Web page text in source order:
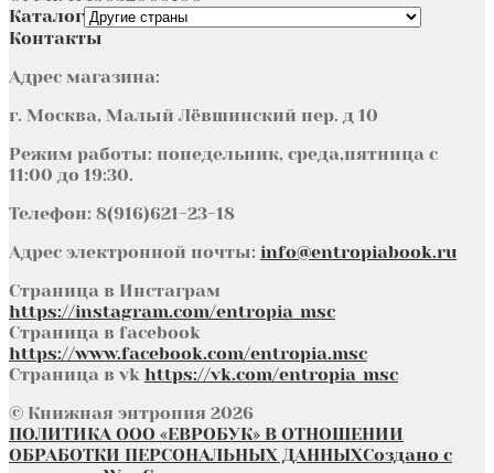
Каталог
Контакты
Адрес магазина:
г. Москва, Малый Лёвшинский пер. д 10
Режим работы: понедельник, среда,пятница с
11:00 до 19:30.
Телефон: 8(916)621-23-18
Адрес электронной почты: info@entropiabook.ru
Страница в Инстаграм
https://instagram.com/entropia_msc
Страница в facebook
https://www.facebook.com/entropia.msc
Страница в vk https://vk.com/entropia_msc
© Книжная энтропия 2026
ПОЛИТИКА ООО «ЕВРОБУК» В ОТНОШЕНИИ
ОБРАБОТКИ ПЕРСОНАЛЬНЫХ ДАННЫХСоздано с